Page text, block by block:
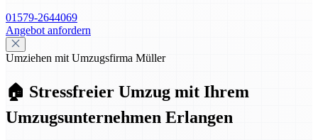
01579-2644069
Angebot anfordern
Umziehen mit Umzugsfirma Müller
🏠 Stressfreier Umzug mit Ihrem
Umzugsunternehmen Erlangen